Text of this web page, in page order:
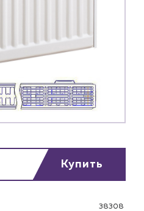
Купить
38308